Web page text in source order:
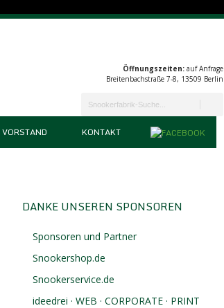
Öffnungszeiten: auf Anfrage
Breitenbachstraße 7-8, 13509 Berlin
VORSTAND KONTAKT
DANKE UNSEREN SPONSOREN
Sponsoren und Partner
Snookershop.de
Snookerservice.de
ideedrei · WEB · CORPORATE · PRINT